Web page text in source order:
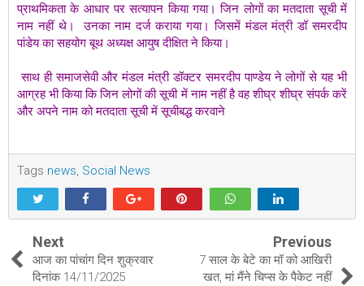
प्राथमिकता के आधार पर सत्यापन किया गया। जिन लोगों का मतदाता सूची में
नाम नहीं थे। उनका नाम दर्ज कराया गया। जिसमें मंडल मंत्री डॉ समरदीप
पांडेय का सहयोग बूथ अध्यक्ष आयुष दीक्षित ने किया।
साथ ही समाजसेवी और मंडल मंत्री डॉक्टर समरदीप पाण्डेय ने लोगों से यह भी
आग्रह भी किया कि जिन लोगों की सूची में नाम नहीं है वह शीघ्र शीघ्र संपर्क करें
और अपने नाम को मतदाता सूची में सूचीबद्ध करवाने
Tags news, Social News
Next
आज का पांचांग दिन शुक्रवार
दिनांक 14/11/2025
Previous
7 साल के बेटे का मॉ को आखिरी
खत, मां मैंने चिप्स के पैकेट नहीं